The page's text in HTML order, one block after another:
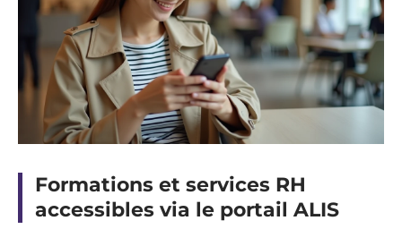
Formations et services RH
accessibles via le portail ALIS